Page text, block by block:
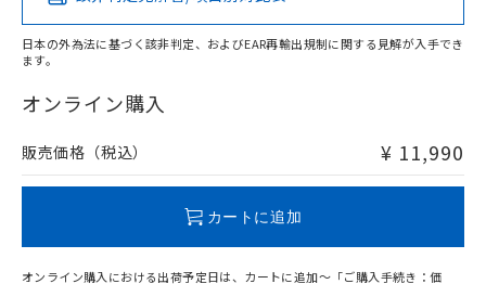
在庫等で未対応品が混在する可能性があります。
問い合わせください。
日本の外為法に基づく該非判定、およびEAR再輸出規制に関する見解が入手でき
ます。
オンライン購入
販売価格（税込） ¥ 11,990
カートに追加
オンライン購入における出荷予定日は、カートに追加～「ご購入手続き：価